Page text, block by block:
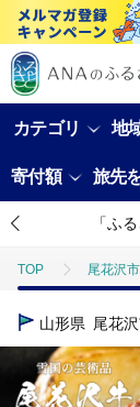
カテゴリ 地
寄付額 旅先
「ふ
TOP 尾花沢市
TOP
肉
TOP 肉
山形県 尾花